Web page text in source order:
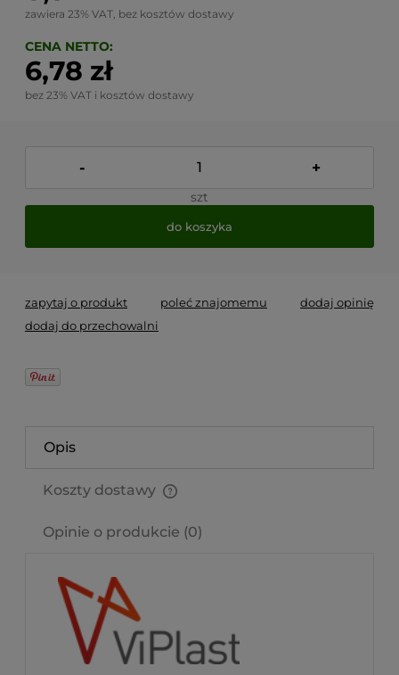
zawiera 23% VAT, bez kosztów dostawy
CENA NETTO:
6,78 zł
bez 23% VAT i kosztów dostawy
- +
szt
do koszyka
zapytaj o produkt poleć znajomemu
dodaj opinię
dodaj do przechowalni
Opis
Koszty dostawy
Opinie o produkcie (0)